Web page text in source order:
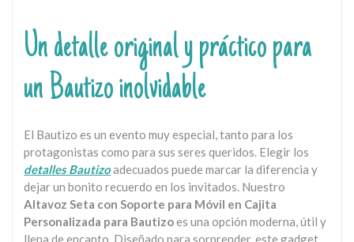
Un detalle original y práctico para
un Bautizo inolvidable
El Bautizo es un evento muy especial, tanto para los
protagonistas como para sus seres queridos. Elegir los
detalles Bautizoadecuados puede marcar la diferencia y
dejar un bonito recuerdo en los invitados. Nuestro
Altavoz Seta con Soporte para Móvil en Cajita
Personalizada para Bautizoes una opción moderna, útil y
llena de encanto. Diseñado para sorprender, este gadget